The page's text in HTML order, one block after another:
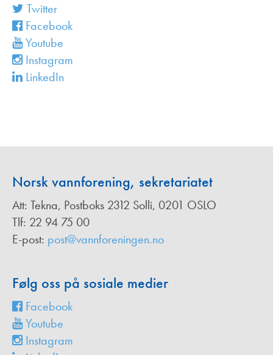
Twitter
Facebook
Youtube
Instagram
LinkedIn
Norsk vannforening, sekretariatet
Att: Tekna, Postboks 2312 Solli, 0201 OSLO
Tlf: 22 94 75 00
E-post: post@vannforeningen.no
Følg oss på sosiale medier
Facebook
Youtube
Instagram